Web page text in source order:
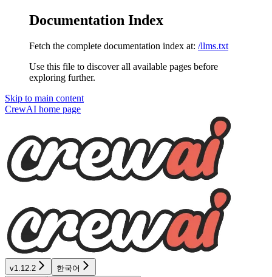
Documentation Index
Fetch the complete documentation index at: /llms.txt
Use this file to discover all available pages before
exploring further.
Skip to main content
CrewAI home page
v1.12.2 한국어